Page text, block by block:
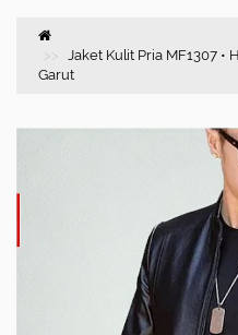
Jaket Kulit Pria MF1307
Garut